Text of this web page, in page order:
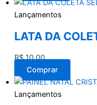
Lançamentos
LATA DA
R$10,00
Comprar
Lançamentos